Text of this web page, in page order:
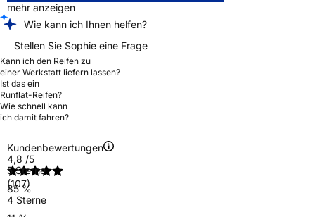
mehr anzeigen
Wie kann ich Ihnen helfen?
Stellen Sie Sophie eine Frage
Kann ich den Reifen zu
einer Werkstatt liefern lassen?
Ist das ein
Runflat-Reifen?
Wie schnell kann
ich damit fahren?
Kundenbewertungen
4,8 /5
(107)
5 Sterne
85 %
4 Sterne